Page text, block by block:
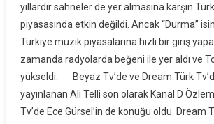
yıllardır sahneler de yer almasına karşın
piyasasında etkin değildi. Ancak “Durma”
Türkiye müzik piyasalarına hızlı bir giriş
zamanda radyolarda beğeni ile yer aldı ve
yükseldi. Beyaz Tv’de ve Dream Türk
yayınlanan Ali Telli son olarak Kanal D Özlem
Tv’de Ece Gürsel’in de konuğu oldu. Dream